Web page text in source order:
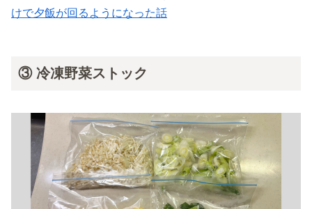
けで夕飯が回るようになった話
③ 冷凍野菜ストック